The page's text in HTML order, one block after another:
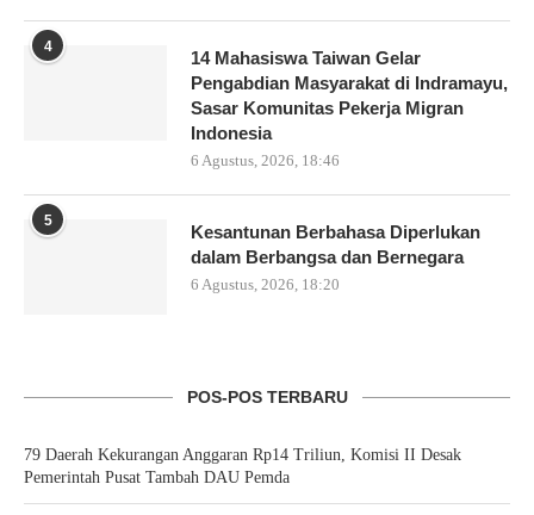
4
14 Mahasiswa Taiwan Gelar
Pengabdian Masyarakat di Indramayu,
Sasar Komunitas Pekerja Migran
Indonesia
6 Agustus, 2026, 18:46
5
Kesantunan Berbahasa Diperlukan
dalam Berbangsa dan Bernegara
6 Agustus, 2026, 18:20
POS-POS TERBARU
79 Daerah Kekurangan Anggaran Rp14 Triliun, Komisi II Desak
Pemerintah Pusat Tambah DAU Pemda